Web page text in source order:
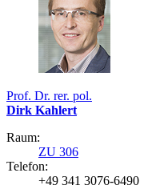
Prof. Dr. rer. pol.
Dirk Kahlert
Raum:
ZU 306
Telefon:
+49 341 3076-6490